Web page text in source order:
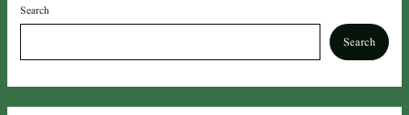
Search
Search